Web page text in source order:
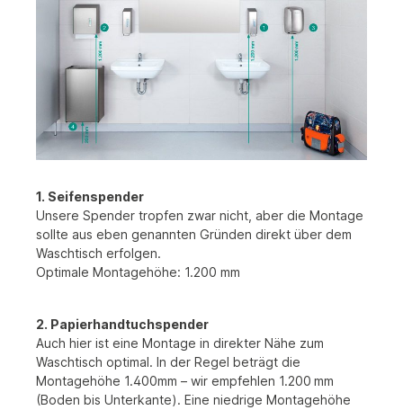
Über uns
1. Seifenspender
Unsere Spender tropfen zwar nicht, aber die Montage
sollte aus eben genannten Gründen direkt über dem
Wasch­tisch erfolgen.
Optimale Montagehöhe: 1.200 mm
2. Papierhandtuchspender
Auch hier ist eine Montage in direkter Nähe zum
Waschtisch optimal. In der Regel beträgt die
Montagehöhe 1.400mm – wir empfehlen 1.200 mm
(Boden bis Unterkante). Eine niedrige Montagehöhe